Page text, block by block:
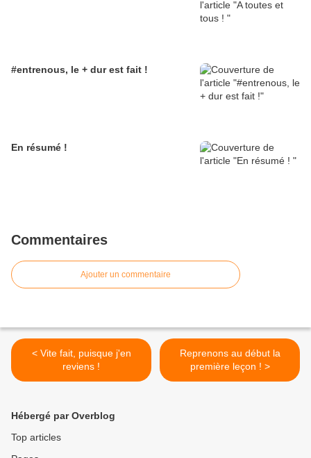
#entrenous, le + dur est fait !
En résumé !
Commentaires
Ajouter un commentaire
< Vite fait, puisque j'en
reviens !
Reprenons au début la
première leçon ! >
Hébergé par Overblog
Top articles